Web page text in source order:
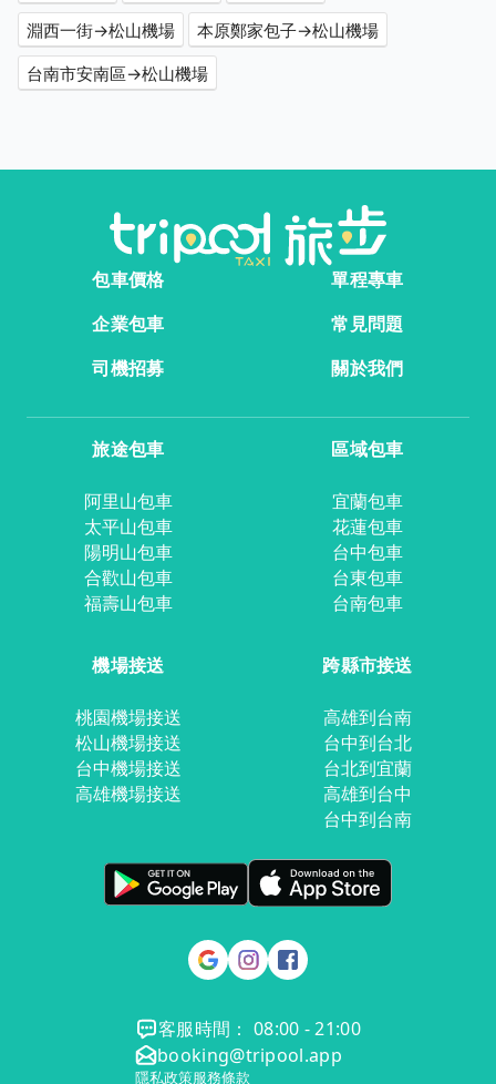
淵西一街→松山機場
本原鄭家包子→松山機場
台南市安南區→松山機場
包車價格
單程專車
企業包車
常見問題
司機招募
關於我們
旅途包車
阿里山包車
太平山包車
陽明山包車
合歡山包車
福壽山包車
區域包車
宜蘭包車
花蓮包車
台中包車
台東包車
台南包車
機場接送
桃園機場接送
松山機場接送
台中機場接送
高雄機場接送
跨縣市接送
高雄到台南
台中到台北
台北到宜蘭
高雄到台中
台中到台南
客服時間： 08:00 - 21:00
booking@tripool.app
隱私政策服務條款